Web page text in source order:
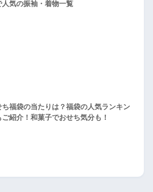
人気の振袖・着物一覧
ち福袋の当たりは？福袋の人気ランキン
ご紹介！和菓子でおせち気分も！